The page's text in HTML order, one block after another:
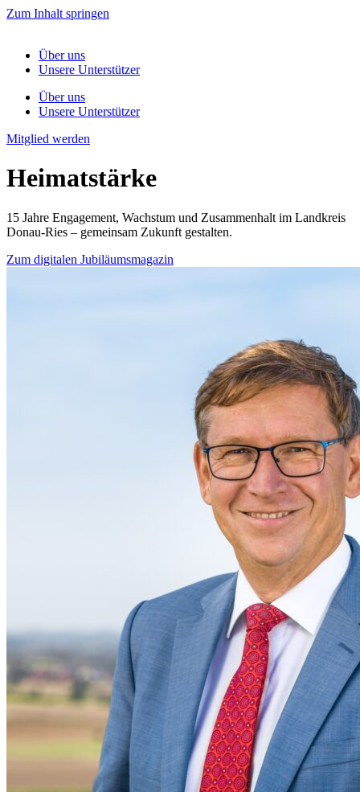
Zum Inhalt springen
Über uns
Unsere Unterstützer
Über uns
Unsere Unterstützer
Mitglied werden
Heimatstärke
15 Jahre Engagement, Wachstum und Zusammenhalt im Landkreis
Donau-Ries – gemeinsam Zukunft gestalten.
Zum digitalen Jubiläumsmagazin